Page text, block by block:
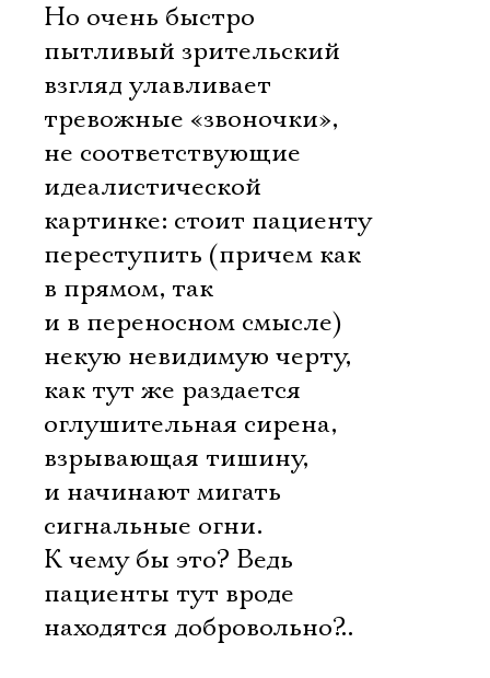
Но очень быстро
пытливый зрительский
взгляд улавливает
тревожные «звоночки»,
не соответствующие
идеалистической
картинке: стоит пациенту
переступить (причем как
в прямом, так
и в переносном смысле)
некую невидимую черту,
как тут же раздается
оглушительная сирена,
взрывающая тишину,
и начинают мигать
сигнальные огни.
К чему бы это? Ведь
пациенты тут вроде
находятся добровольно?..